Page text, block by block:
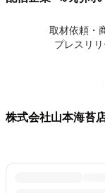
取材依頼・
プレスリ
株式会社山本海苔